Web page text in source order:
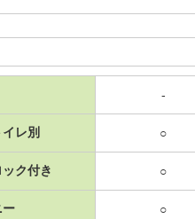
-
レ別 ○
ク付き ○
ー ○